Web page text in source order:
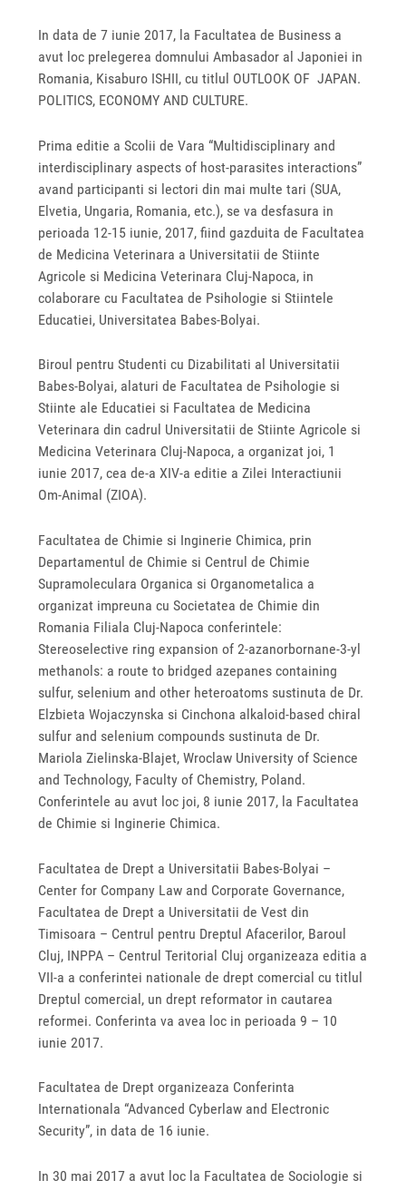
In data de 7 iunie 2017, la Facultatea de Business a
avut loc prelegerea domnului Ambasador al Japoniei in
Romania, Kisaburo ISHII, cu titlul OUTLOOK OF JAPAN.
POLITICS, ECONOMY AND CULTURE.
Prima editie a Scolii de Vara “Multidisciplinary and
interdisciplinary aspects of host-parasites interactions”
avand participanti si lectori din mai multe tari (SUA,
Elvetia, Ungaria, Romania, etc.), se va desfasura in
perioada 12-15 iunie, 2017, fiind gazduita de Facultatea
de Medicina Veterinara a Universitatii de Stiinte
Agricole si Medicina Veterinara Cluj-Napoca, in
colaborare cu Facultatea de Psihologie si Stiintele
Educatiei, Universitatea Babes-Bolyai.
Biroul pentru Studenti cu Dizabilitati al Universitatii
Babes-Bolyai, alaturi de Facultatea de Psihologie si
Stiinte ale Educatiei si Facultatea de Medicina
Veterinara din cadrul Universitatii de Stiinte Agricole si
Medicina Veterinara Cluj-Napoca, a organizat joi, 1
iunie 2017, cea de-a XIV-a editie a Zilei Interactiunii
Om-Animal (ZIOA).
Facultatea de Chimie si Inginerie Chimica, prin
Departamentul de Chimie si Centrul de Chimie
Supramoleculara Organica si Organometalica a
organizat impreuna cu Societatea de Chimie din
Romania Filiala Cluj-Napoca conferintele:
Stereoselective ring expansion of 2-azanorbornane-3-yl
methanols: a route to bridged azepanes containing
sulfur, selenium and other heteroatoms sustinuta de Dr.
Elzbieta Wojaczynska si Cinchona alkaloid-based chiral
sulfur and selenium compounds sustinuta de Dr.
Mariola Zielinska-Blajet, Wroclaw University of Science
and Technology, Faculty of Chemistry, Poland.
Conferintele au avut loc joi, 8 iunie 2017, la Facultatea
de Chimie si Inginerie Chimica.
Facultatea de Drept a Universitatii Babes-Bolyai –
Center for Company Law and Corporate Governance,
Facultatea de Drept a Universitatii de Vest din
Timisoara – Centrul pentru Dreptul Afacerilor, Baroul
Cluj, INPPA – Centrul Teritorial Cluj organizeaza editia a
VII-a a conferintei nationale de drept comercial cu titlul
Dreptul comercial, un drept reformator in cautarea
reformei. Conferinta va avea loc in perioada 9 – 10
iunie 2017.
Facultatea de Drept organizeaza Conferinta
Internationala “Advanced Cyberlaw and Electronic
Security”, in data de 16 iunie.
In 30 mai 2017 a avut loc la Facultatea de Sociologie si